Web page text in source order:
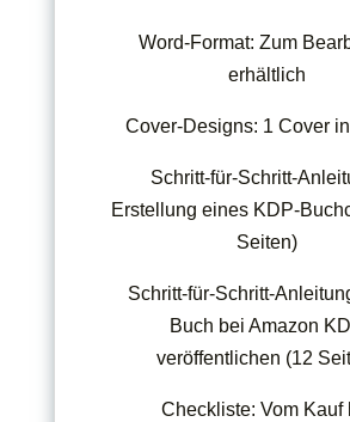
Word-Format: Zum
erhältlich
Cover-Designs: 1 Cover
Schritt-für-Schritt-
Erstellung eines KDP-
Seiten)
Schritt-für-Schritt-
Buch bei Amazon
veröffentlichen (12
Checkliste: Vom Kauf